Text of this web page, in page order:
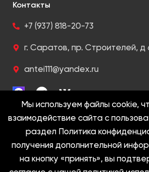
Контакты
+7 (937) 818-20-73
г. Саратов, пр. Строителей, д
antei111@yandex.ru
2005-2022 @ Антей. Все
Политика
Мы используем файлы cookie,
взаимодействие сайта с
раздел Политика
получения дополнительной
на кнопку «принять», вы